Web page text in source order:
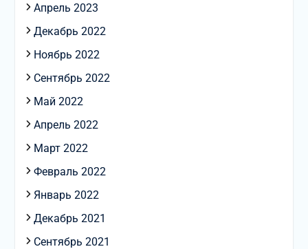
Апрель 2023
Декабрь 2022
Ноябрь 2022
Сентябрь 2022
Май 2022
Апрель 2022
Март 2022
Февраль 2022
Январь 2022
Декабрь 2021
Сентябрь 2021